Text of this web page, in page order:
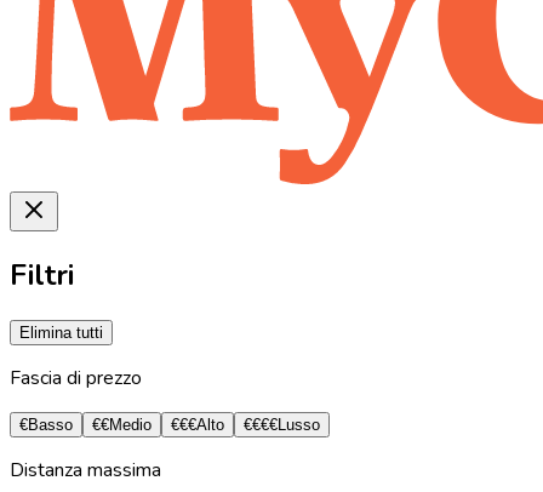
Filtri
Elimina tutti
Fascia di prezzo
€Basso €€Medio €€€Alto €€€€ Lusso
Distanza massima